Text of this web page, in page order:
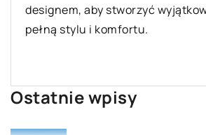
Ostatnie wpisy